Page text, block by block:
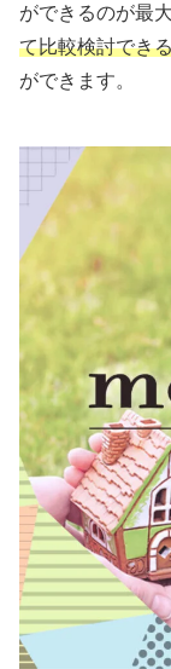
ができるのが最
て比較検討でき
ができます。